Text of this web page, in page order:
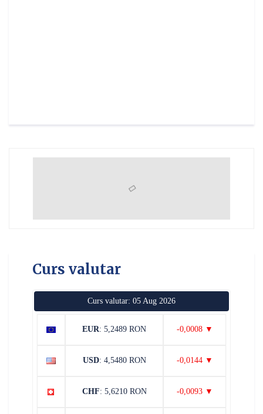
Curs valutar
Curs valutar: 05 Aug 2026
EUR: 5,2489 RON -0,0008 ▼
USD: 4,5480 RON -0,0144 ▼
CHF: 5,6210 RON -0,0093 ▼